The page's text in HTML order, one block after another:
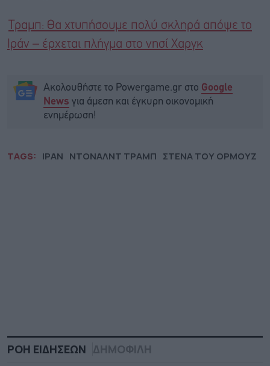
Τραμπ: Θα χτυπήσουμε πολύ σκληρά απόψε το
Ιράν – έρχεται πλήγμα στο νησί Χαργκ
Ακολουθήστε το Powergame.gr στο Google
News για άμεση και έγκυρη οικονομική
ενημέρωση!
TAGS: ΙΡΑΝ ΝΤΟΝΑΛΝΤ ΤΡΑΜΠ ΣΤΕΝΑ ΤΟΥ ΟΡΜΟΥΖ
ΡΟΗ ΕΙΔΗΣΕΩΝ ΔΗΜΟΦΙΛΗ